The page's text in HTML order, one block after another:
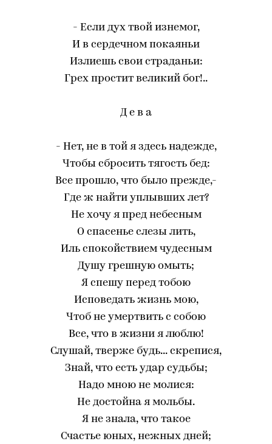
- Если дух твой изнемог,
И в сердечном покаяньи
Излиешь свои страданьи:
Грех простит великий бог!..
Д е в а
- Нет, не в той я здесь надежде,
Чтобы сбросить тягость бед:
Все прошло, что было прежде,-
Где ж найти уплывших лет?
Не хочу я пред небесным
О спасенье слезы лить,
Иль спокойствием чудесным
Душу грешную омыть;
Я спешу перед тобою
Исповедать жизнь мою,
Чтоб не умертвить с собою
Все, что в жизни я люблю!
Слушай, тверже будь... скрепися,
Знай, что есть удар судьбы;
Надо мною не молися:
Не достойна я мольбы.
Я не знала, что такое
Счастье юных, нежных дней;